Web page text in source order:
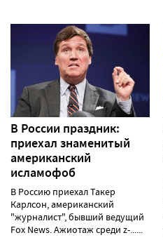
В России праздник:
приехал знаменитый
американский
исламофоб
В Россию приехал Такер
Карлсон, американский
"журналист", бывший ведущий
Fox News. Ажиотаж среди z-......